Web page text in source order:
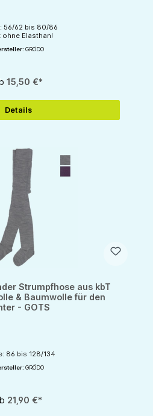
56/62 bis 80/86
ohne Elasthan!
GRÖDO
15,50 €*
Details
Strumpfhose aus kbT
& Baumwolle für den
- GOTS
86 bis 128/134
GRÖDO
21,90 €*